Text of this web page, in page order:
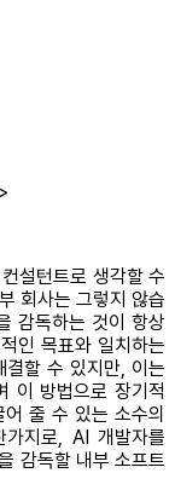
설턴트로 생각할 수
회사는 그렇지 않습
감독하는 것이 항상
인 목표와 일치하는
할 수 있지만, 이는
이 방법으로 장기적
줄 수 있는 소수의
지로, AI 개발자를
감독할 내부 소프트